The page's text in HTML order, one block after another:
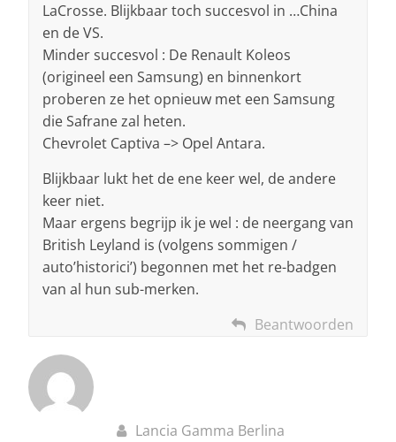
LaCrosse. Blijkbaar toch succesvol in …China
en de VS.
Minder succesvol : De Renault Koleos
(origineel een Samsung) en binnenkort
proberen ze het opnieuw met een Samsung
die Safrane zal heten.
Chevrolet Captiva –> Opel Antara.
Blijkbaar lukt het de ene keer wel, de andere
keer niet.
Maar ergens begrijp ik je wel : de neergang van
British Leyland is (volgens sommigen /
auto’historici’) begonnen met het re-badgen
van al hun sub-merken.
Beantwoorden
Lancia Gamma Berlina